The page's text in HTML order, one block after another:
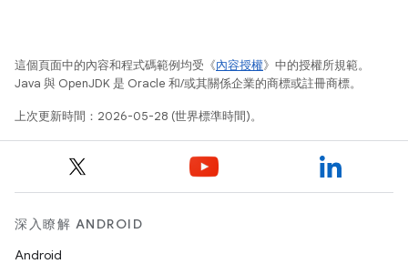
這個頁面中的內容和程式碼範例均受《內容授權》中的授權所規範。
Java 與 OpenJDK 是 Oracle 和/或其關係企業的商標或註冊商標。
上次更新時間：2026-05-28 (世界標準時間)。
深入瞭解 ANDROID
Android